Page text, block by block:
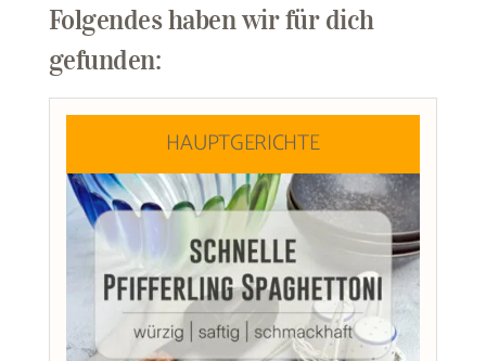
Folgendes haben wir für dich
gefunden:
HAUPTGERICHTE